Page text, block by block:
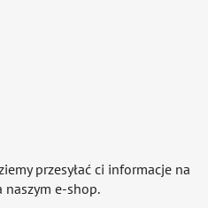
przesyłać ci informacje na
e-shop.